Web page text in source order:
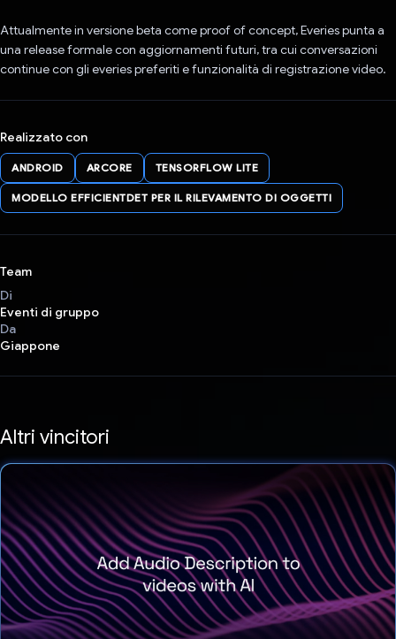
Attualmente in versione beta come proof of concept, Everies punta a
una release formale con aggiornamenti futuri, tra cui conversazioni
continue con gli everies preferiti e funzionalità di registrazione video.
Realizzato con
ANDROID ARCORE TENSORFLOW LITE
MODELLO EFFICIENTDET PER IL RILEVAMENTO DI OGGETTI
Team
Di
Eventi di gruppo
Da
Giappone
Altri vincitori